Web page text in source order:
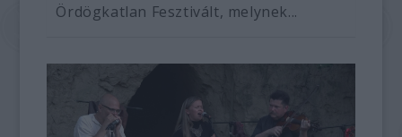
Ördögkatlan Fesztivált, melynek...